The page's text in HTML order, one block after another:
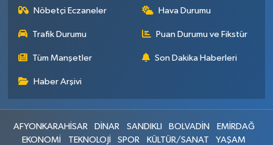
Nöbetçi Eczaneler Hava Durumu
Trafik Durumu Puan Durumu ve Fikstür
Tüm Manşetler Son Dakika Haberleri
Haber Arşivi
AFYONKARAHİSAR DİNAR SANDIKLI BOLVADİN
EMİRDAĞ
EKONOMİ
TEKNOLOJİ SPOR KÜLTÜR/SANAT
YAŞAM